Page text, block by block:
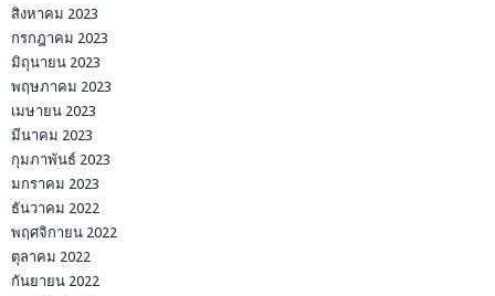
สิงหาคม 2023
กรกฎาคม 2023
มิถุนายน 2023
พฤษภาคม 2023
เมษายน 2023
มีนาคม 2023
กุมภาพันธ์ 2023
มกราคม 2023
ธันวาคม 2022
พฤศจิกายน 2022
ตุลาคม 2022
กันยายน 2022